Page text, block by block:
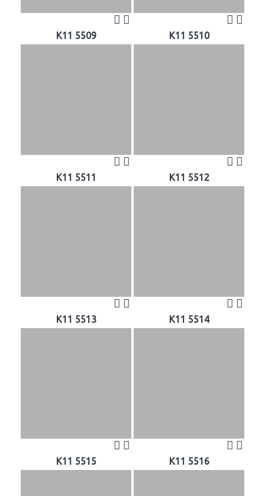
K11 5509 K11 5510
K11 5511 K11 5512
K11 5513 K11 5514
K11 5515 K11 5516